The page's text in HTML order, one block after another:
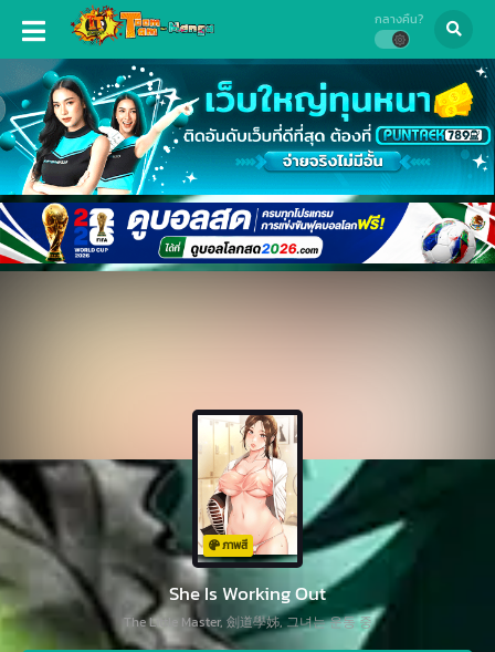
กลางคืน?
ภาพสี
She Is Working Out
The Little Master, 劍道學姊, 그녀는 운동 중